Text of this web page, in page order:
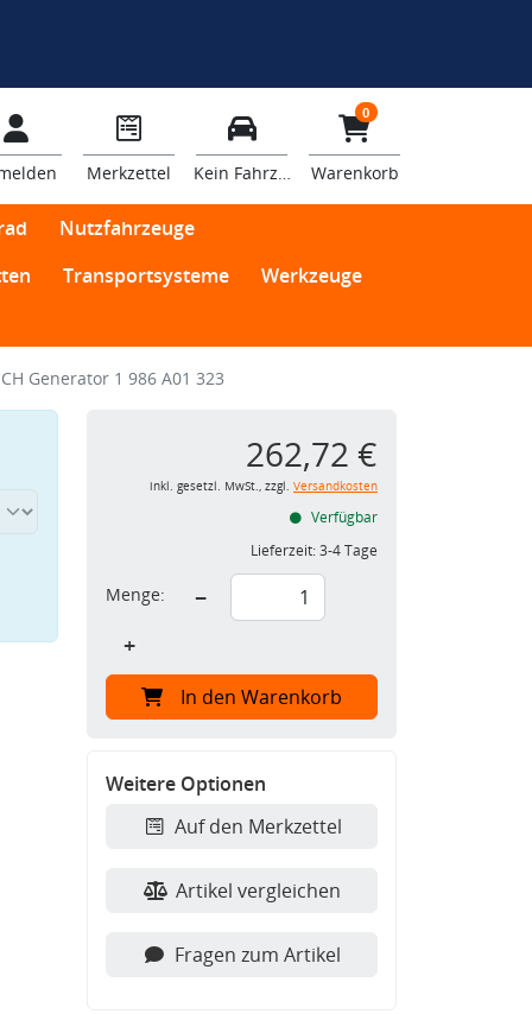
Merkzettel Kein Fahrzeug
0
Warenkorb
Nutzfahrzeuge
Transportsysteme Werkzeuge
Generator 1 986 A01 323
262,72 €
inkl. gesetzl. MwSt., zzgl. Versandkosten
Verfügbar
Lieferzeit:3-4 Tage
Menge:
−
+
In den Warenkorb
Weitere Optionen
Auf den Merkzettel
Artikel vergleichen
Fragen zum Artikel